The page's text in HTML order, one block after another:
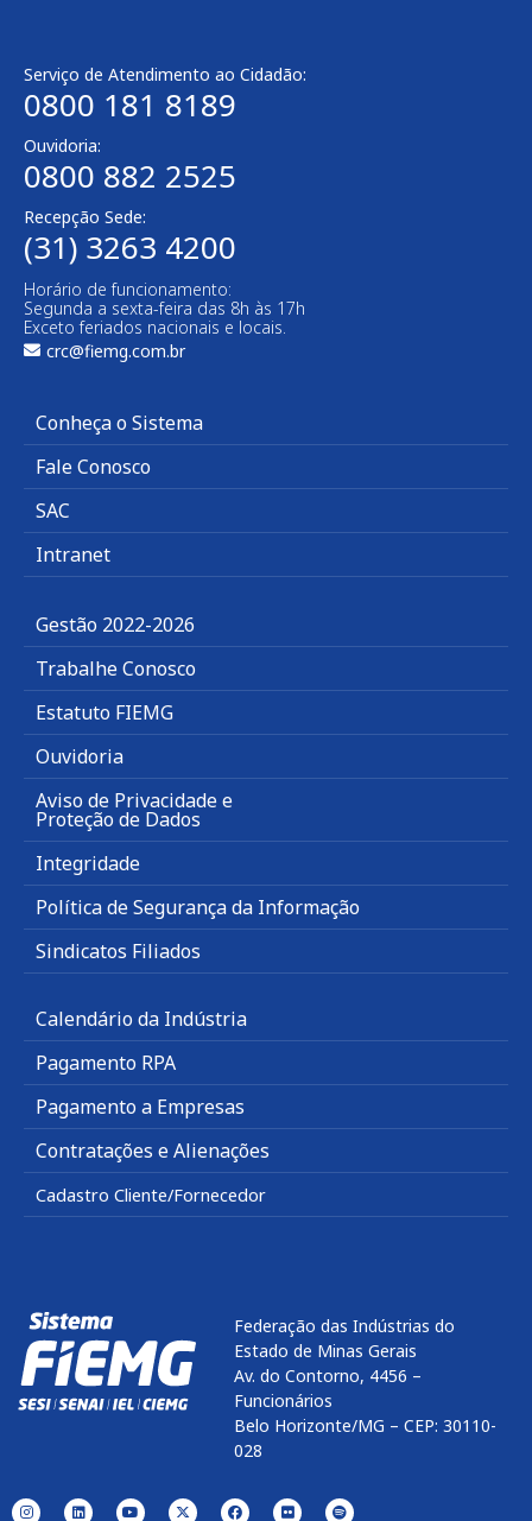
Serviço de Atendimento ao Cidadão:
0800 181 8189
Ouvidoria:
0800 882 2525​
Recepção Sede:
(31) 3263 4200
Horário de funcionamento:
Segunda a sexta-feira das 8h às 17h
Exceto feriados nacionais e locais.
crc@fiemg.com.br
Conheça o Sistema
Fale Conosco
SAC
Intranet
Gestão 2022-2026
Trabalhe Conosco
Estatuto FIEMG
Ouvidoria
Aviso de Privacidade e
Proteção de Dados
Integridade
Política de Segurança da Informação
Sindicatos Filiados
Calendário da Indústria
Pagamento RPA
Pagamento a Empresas
Contratações e Alienações
Cadastro Cliente/Fornecedor
Federação das Indústrias do
Estado de Minas Gerais
Av. do Contorno, 4456 –
Funcionários
Belo Horizonte/MG – CEP: 30110-
028